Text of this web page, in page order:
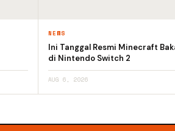
NEWS
Ini Tanggal Resmi Minecraft
di Nintendo Switch 2
AUG 6, 2026